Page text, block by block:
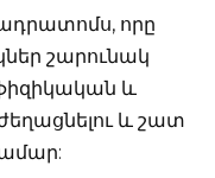
որը
շարունակ
և
և շատ